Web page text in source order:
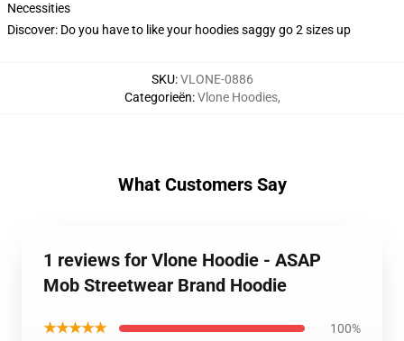
Necessities
Discover: Do you have to like your hoodies saggy go 2 sizes up
SKU:VLONE-0886
Categorieën:Vlone Hoodies,
What Customers Say
1 reviews for Vlone Hoodie - ASAP
Mob Streetwear Brand Hoodie
★★★★★ 100%